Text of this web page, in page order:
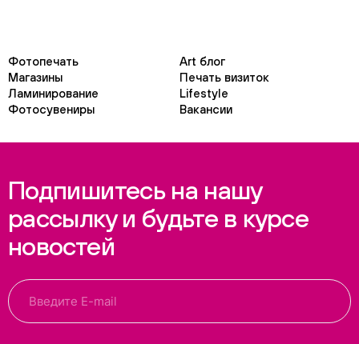
Фотопечать
Art блог
Магазины
Печать визиток
Ламинирование
Lifestyle
Фотосувениры
Вакансии
Подпишитесь на нашу
рассылку и будьте в курсе
новостей